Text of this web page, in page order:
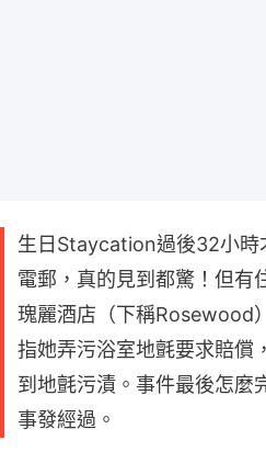
生日Staycation過後32小
電郵，真的見到都驚！但
瑰麗酒店（下稱Rosewood
指她弄污浴室地氈要求賠償
到地氈污漬。事件最後怎麼
事發經過。